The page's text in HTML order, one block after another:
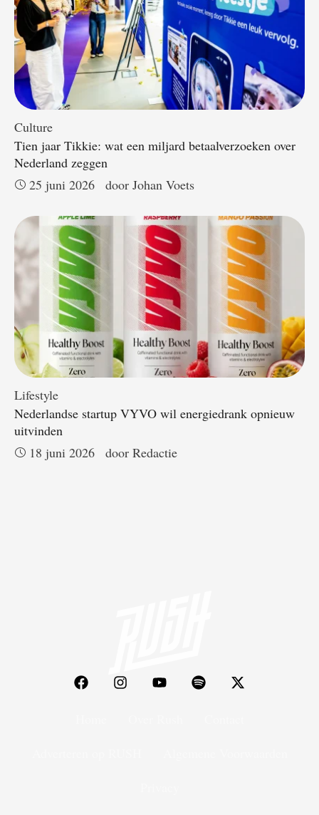
Culture
Tien jaar Tikkie: wat een miljard betaalverzoeken over
Nederland zeggen
25 juni 2026
door Johan Voets
Lifestyle
Nederlandse startup VYVO wil energiedrank opnieuw
uitvinden
18 juni 2026
door Redactie